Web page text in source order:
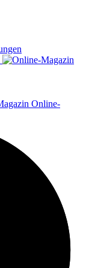
Online-